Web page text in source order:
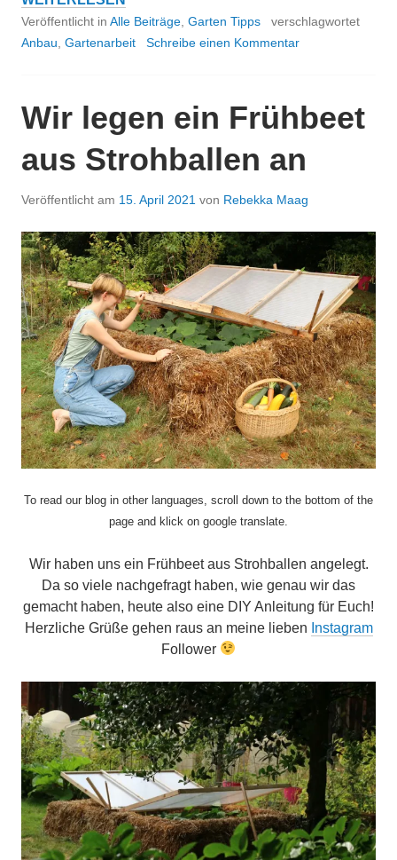
STAUDENBAND
FÜR
HERBST
Veröffentlicht in Alle Beiträge, Garten Tipps
verschlagwortet
Anbau, Gartenarbeit Schreibe einen Kommentar
Wir legen ein Frühbeet
aus Strohballen an
Veröffentlicht am 15. April 2021 von Rebekka Maag
To read our blog in other languages, scroll down to the bottom of the
page and klick on google translate.
Wir haben uns ein Frühbeet aus Strohballen angelegt.
Da so viele nachgefragt haben, wie genau wir das
gemacht haben, heute also eine DIY Anleitung für Euch!
Herzliche Grüße gehen raus an meine lieben Instagram
Follower